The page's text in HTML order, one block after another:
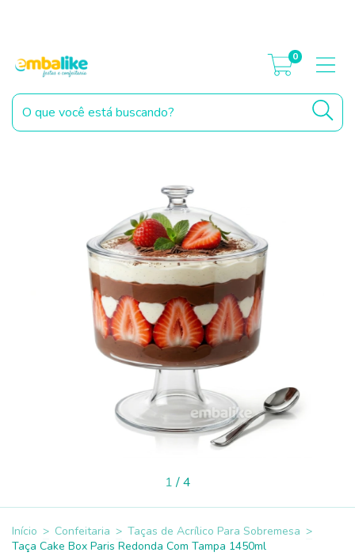
0
1/4
Início > Confeitaria > Taças de Acrílico Para Sobremesa >
Taça Cake Box Paris Redonda Com Tampa 1450ml